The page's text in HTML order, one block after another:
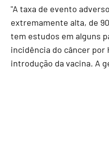
"A taxa de evento
extremamente alta, de
tem estudos em alguns
incidência do câncer por
introdução da vacina. A